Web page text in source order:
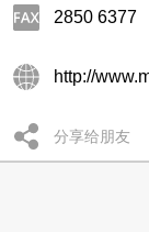
2850 6377
http://
分享给朋友